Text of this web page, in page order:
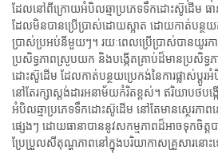
ដែលនៅពីក្រោយអំបិលឆ្មាប្រភេទទឹកដោះស៊ូដើម ធ
ដែលមិនបានប្រើប្រាស់ដោយស្អាត ដោយកាត់បន្ថយក
ប្រាស់ប្រអប់នីមួយៗ។ រយៈពេលប្រើប្រាស់បានយូរក
ប្រសិទ្ធភាពស្រូបយក និងបង្កើតគ្រាប់ដ៏មានប្រសិទ្ធ
ដោះស៊ូដើម ដែលកាត់បន្ថយប្រេកង់នៃការផ្លាស់ប្
នៅតែរក្សាស្តង់ដារអនាម័យកំរិតខ្ពស់។ ឥរិយាបថបង្
អំបិលឆ្មាប្រភេទទឹកដោះស៊ូដើម នៅតែមានស្ថេរភា
ផ្សេងៗ ដោយធានាបាននូវសកម្មភាពដ៏អាចទុកចិត្
ប្រែប្រួលសីតុណ្ហភាពនៅក្នុងបរិយាកាសគ្រួសារនោះទ